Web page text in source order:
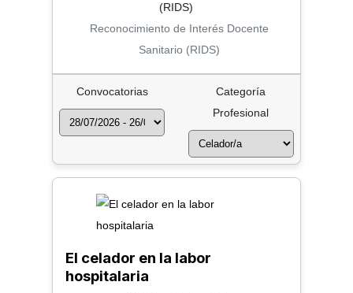
Reconocimiento de Interés Docente
Sanitario (RIDS)
Convocatorias
Categoría
Profesional
El celador en la labor
hospitalaria